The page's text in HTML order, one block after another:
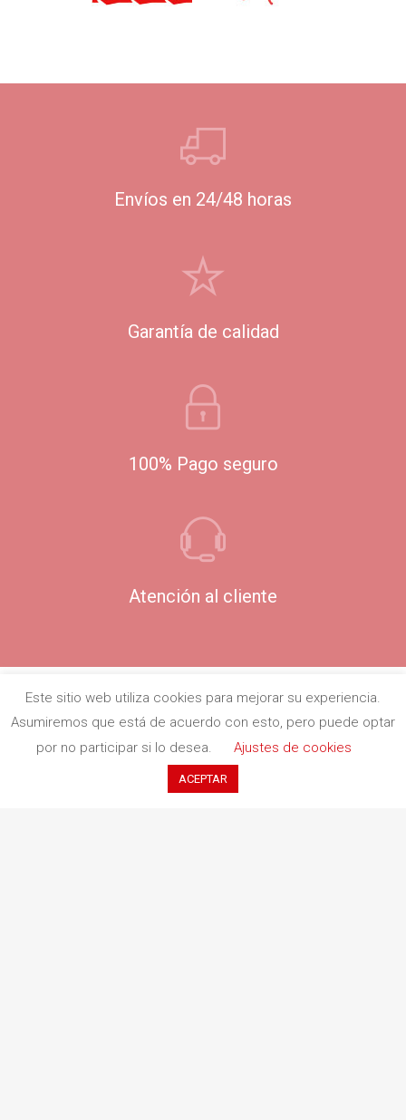
Envíos en 24/48 horas
Garantía de calidad
100% Pago seguro
Atención al cliente
Redbook Ediciones
Quiénes somos
Este sitio web utiliza cookies para mejorar su experiencia.
Asumiremos que está de acuerdo con esto, pero puede optar
por no participar si lo desea.
Ajustes de cookies
ACEPTAR